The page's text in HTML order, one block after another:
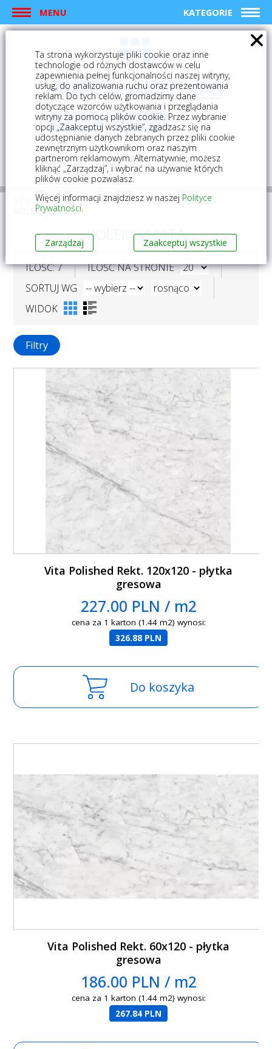
MENU KATEGORIE
logowanie rejestracja
Mój koszyk (0)
STRONA GŁÓWNA PŁYTKI
PŁYTKI ŚCIENNE
KOLEKCJA VITA
KOLEKCJA VITA
ILOŚĆ: 7
ILOŚĆ NA STRONIE
SORTUJ WG
WIDOK
Filtry
Vita Polished Rekt. 120x120 - płytka
gresowa
227.00 PLN / m2
cena za 1 karton (1.44 m2) wynosi:
326.88 PLN
Do koszyka
Vita Polished Rekt. 60x120 - płytka
gresowa
186.00 PLN / m2
cena za 1 karton (1.44 m2) wynosi:
267.84 PLN
Ta strona wykorzystuje pliki cookie oraz inne
technologie od różnych dostawców w celu
zapewnienia pełnej funkcjonalności naszej witryny,
usług, do analizowania ruchu oraz prezentowania
reklam. Do tych celów, gromadzimy dane
dotyczące wzorców użytkowania i przeglądania
witryny za pomocą plików cookie. Przez wybranie
opcji „Zaakceptuj wszystkie”, zgadzasz się na
udostępnianie danych zebranych przez pliki cookie
zewnętrznym użytkownikom oraz naszym
partnerom reklamowym. Alternatywnie, możesz
kliknąć „Zarządzaj”, i wybrać na używanie których
plików cookie pozwalasz.
Więcej informacji znajdziesz w naszej Polityce
Prywatności.
Zarządzaj Zaakceptuj wszystkie